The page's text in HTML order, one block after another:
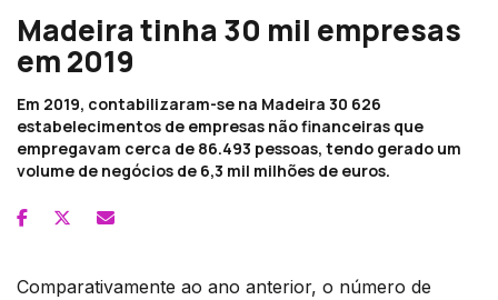
Madeira tinha 30 mil empresas
em 2019
Em 2019, contabilizaram-se na Madeira 30 626
estabelecimentos de empresas não financeiras que
empregavam cerca de 86.493 pessoas, tendo gerado um
volume de negócios de 6,3 mil milhões de euros.
Comparativamente ao ano anterior, o número de